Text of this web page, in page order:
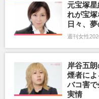
元宝塚
れが宝
日々、
週刊女性
岸谷五
煙者に
バコ害
実情